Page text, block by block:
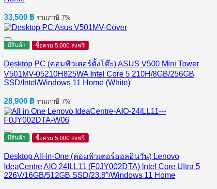
33,500 ฿ รวมภาษี 7%
มีสินค้า ซื้อครบ 5,000 ส่งฟรี
Desktop PC (คอมพิวเตอร์ตั้งโต๊ะ) ASUS V500 Mini Tower
V501MV-05210H825WA Intel Core 5 210H/8GB/256GB
SSD/Intel/Windows 11 Home (White)
28,900 ฿ รวมภาษี 7%
มีสินค้า ซื้อครบ 5,000 ส่งฟรี
Desktop All-in-One (คอมพิวเตอร์ออลอินวัน) Lenovo
IdeaCentre AIO 24ILL11 (F0JY002DTA) Intel Core Ultra 5
226V/16GB/512GB SSD/23.8″/Windows 11 Home